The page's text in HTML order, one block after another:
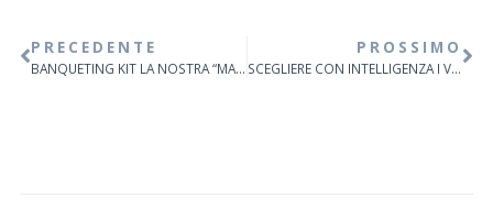
PRECEDENTE
BANQUETING KIT LA NOSTRA “MAPPA DI VENDITA”
PROSSIMO
SCEGLIERE CON INTELLIGENZA I VANTAGGI DI STARTUP E PMI INNOVATIVE